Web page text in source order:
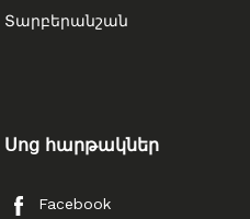
Տարբերանշան
Սոց հարթակներ
Facebook